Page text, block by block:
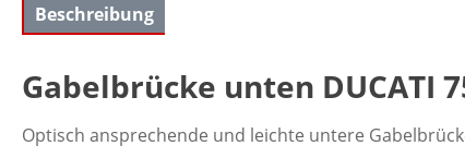
Beschreibung
Gabelbrücke unten DUCATI
Optisch ansprechende und leichte untere